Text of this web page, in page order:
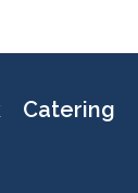
Catering